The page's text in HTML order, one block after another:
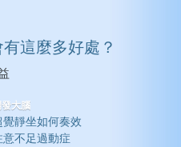
這麼多好處？
發大腦
覺靜坐如何奏效
意不足過動症